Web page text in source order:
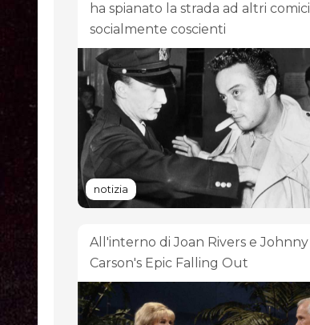
ha spianato la strada ad altri comici
socialmente coscienti
notizia
All'interno di Joan Rivers e Johnny
Carson's Epic Falling Out